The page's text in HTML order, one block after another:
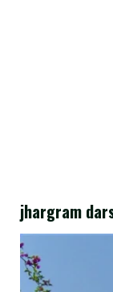
jhargram